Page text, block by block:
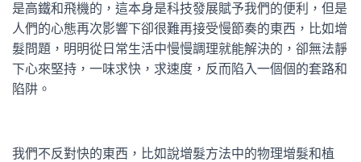
是高鐵和飛機的，這本身是科技發展賦予我們的便利，但是
人們的心態再次影響下卻很難再接受慢節奏的東西，比如增
髮問題，明明從日常生活中慢慢調理就能解決的，卻無法靜
下心來堅持，一味求快，求速度，反而陷入一個個的套路和
陷阱。
我們不反對快的東西，比如說增髮方法中的物理增髮和植